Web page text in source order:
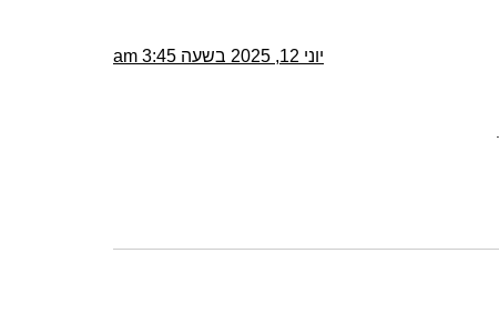
יוני 12, 2025 בשעה 3:45 am